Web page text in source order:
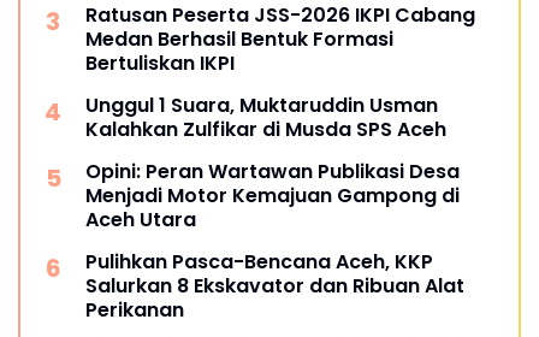
Ratusan Peserta JSS-2026 IKPI Cabang
Medan Berhasil Bentuk Formasi
Bertuliskan IKPI
Unggul 1 Suara, Muktaruddin Usman
Kalahkan Zulfikar di Musda SPS Aceh
Opini: Peran Wartawan Publikasi Desa
Menjadi Motor Kemajuan Gampong di
Aceh Utara
Pulihkan Pasca-Bencana Aceh, KKP
Salurkan 8 Ekskavator dan Ribuan Alat
Perikanan